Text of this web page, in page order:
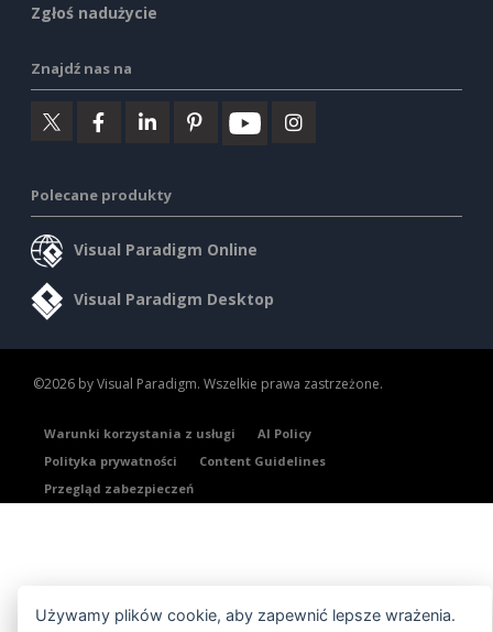
Zgłoś nadużycie
Znajdź nas na
Polecane produkty
Visual Paradigm Online
Visual Paradigm Desktop
©2026 by Visual Paradigm. Wszelkie prawa zastrzeżone.
Warunki korzystania z usługi
AI Policy
Polityka prywatności
Content Guidelines
Przegląd zabezpieczeń
Używamy plików cookie, aby zapewnić lepsze wrażenia.